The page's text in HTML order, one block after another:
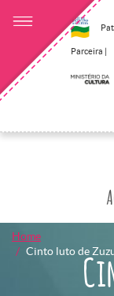
Parceira |
Home
Cinto luto de